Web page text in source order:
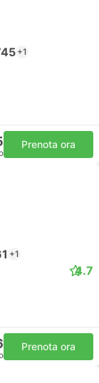
+1
Prenota ora
+1
4.7
Prenota ora